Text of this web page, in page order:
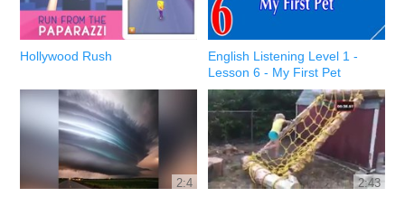
Hollywood Rush
English Listening Level 1 -
Lesson 6 - My First Pet
2:4 2:43